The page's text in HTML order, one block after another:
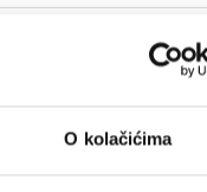
O kolačićima